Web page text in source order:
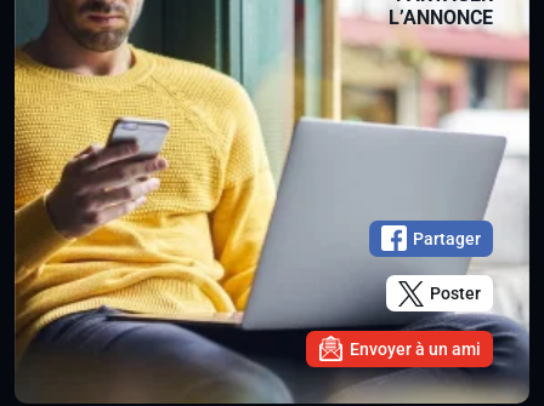
L’ANNONCE
Partager
Poster
Envoyer à un ami